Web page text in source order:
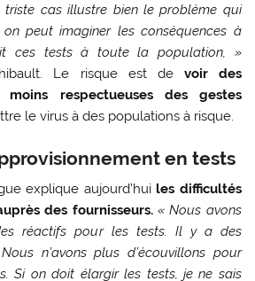
triste cas illustre bien le problème qui
on peut imaginer les conséquences à
ces tests à toute la population, »
Le risque est de voir des
moins respectueuses des gestes
le virus à des populations à risque.
en tests
explique aujourd’hui les difficultés
des fournisseurs. « Nous avons
réactifs pour les tests. Il y a des
n’avons plus d’écouvillons pour
Si on doit élargir les tests, je ne sais